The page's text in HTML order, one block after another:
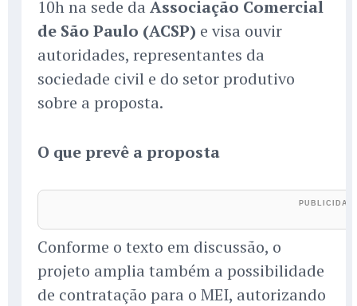
10h na sede da Associação Comercial
de São Paulo (ACSP) e visa ouvir
autoridades, representantes da
sociedade civil e do setor produtivo
sobre a proposta.
O que prevê a proposta
Conforme o texto em discussão, o
projeto amplia também a possibilidade
de contratação para o MEI, autorizando